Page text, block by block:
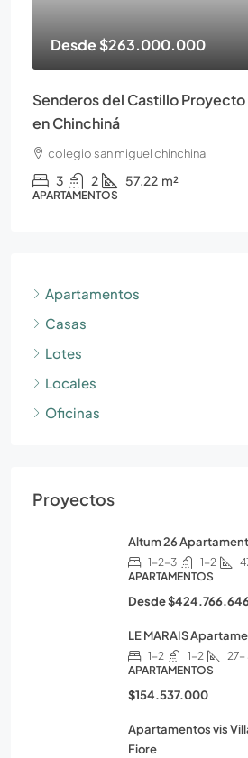
Desde$263.000.000
Senderos del Castillo
en Chinchiná
colegio san miguel chinchina
3 2 57.22 m²
APARTAMENTOS
Apartamentos
Casas
Lotes
Locales
Oficinas
Proyectos
Altum 26
1-2-3 1-2
APARTAMENTOS
Desde
LE MARAIS
1-2 1-2 27-
APARTAMENTOS
$154.537.000
Apartamentos vis
Fiore